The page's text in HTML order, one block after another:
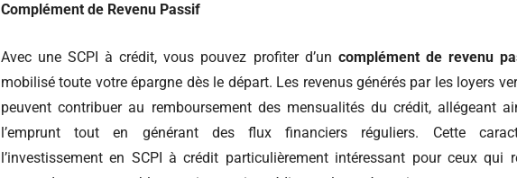
Complément de Revenu Passif
Avec une SCPI à crédit, vous pouvez profiter d’un complément de revenu
mobilisé toute votre épargne dès le départ. Les revenus générés par les loyers
peuvent contribuer au remboursement des mensualités du crédit, allégeant
l’emprunt tout en générant des flux financiers réguliers. Cette
l’investissement en SCPI à crédit particulièrement intéressant pour ceux qui